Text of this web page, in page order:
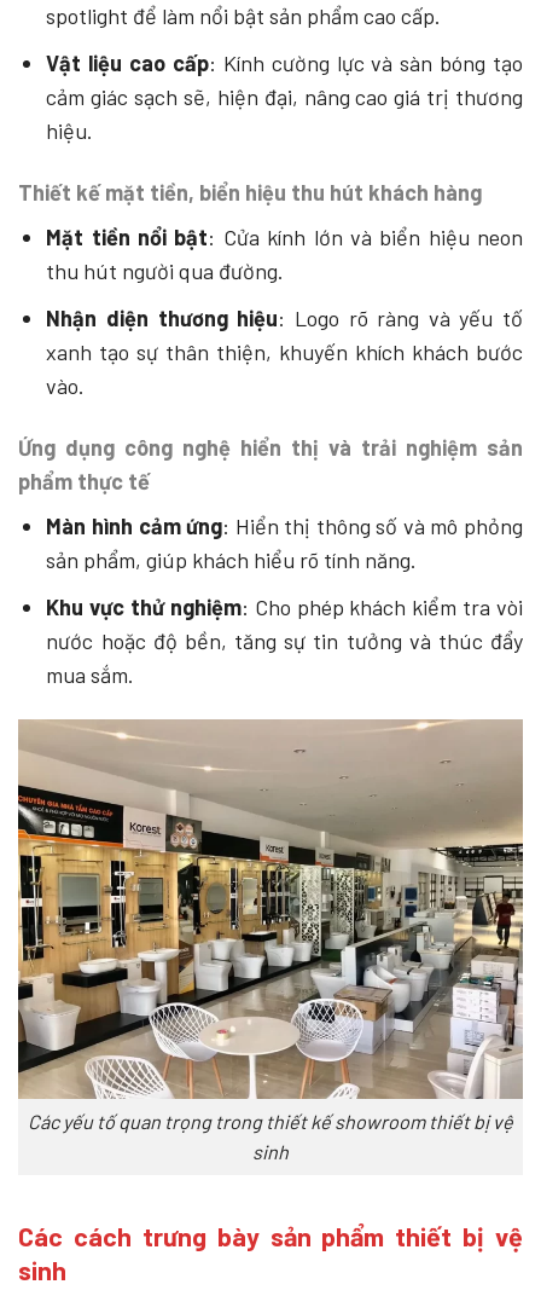
spotlight để làm nổi bật sản phẩm cao cấp.
Vật liệu cao cấp: Kính cường lực và sàn bóng tạo
cảm giác sạch sẽ, hiện đại, nâng cao giá trị thương
hiệu.
Thiết kế mặt tiền, biển hiệu thu hút khách hàng
Mặt tiền nổi bật: Cửa kính lớn và biển hiệu neon
thu hút người qua đường.
Nhận diện thương hiệu: Logo rõ ràng và yếu tố
xanh tạo sự thân thiện, khuyến khích khách bước
vào.
Ứng dụng công nghệ hiển thị và trải nghiệm sản
phẩm thực tế
Màn hình cảm ứng: Hiển thị thông số và mô phỏng
sản phẩm, giúp khách hiểu rõ tính năng.
Khu vực thử nghiệm: Cho phép khách kiểm tra vòi
nước hoặc độ bền, tăng sự tin tưởng và thúc đẩy
mua sắm.
Các yếu tố quan trọng trong thiết kế showroom thiết bị vệ
sinh
Các cách trưng bày sản phẩm thiết bị vệ
sinh